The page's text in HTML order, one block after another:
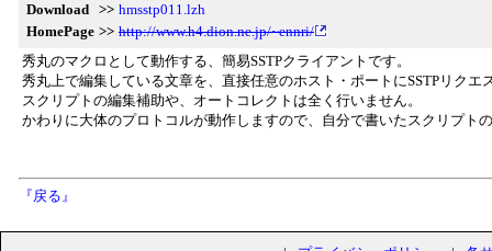
Download >> hmsstp011.lzh
HomePage >> http://www.h4.dion.ne.jp/~ennri/
秀丸のマクロとして動作する、簡易SSTPクライアントです。
秀丸上で編集している文章を、直接任意のホスト・ポートにSSTPリク
スクリプトの編集補助や、オートコレクトは全く行いません。
かわりに大体のプロトコルが動作しますので、自分で書いたスクリプ
『戻る』